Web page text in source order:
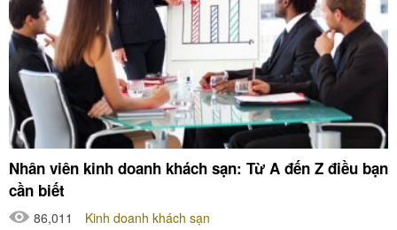
Nhân viên kinh doanh khách sạn: Từ A đến Z điều bạn
cần biết
86,011
Kinh doanh khách sạn